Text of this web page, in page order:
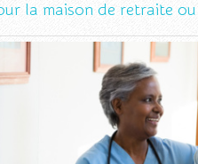
la maison de retraite ou